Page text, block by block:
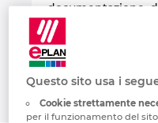
documentazione,
delle navi e delle
logistica portuale e
Scopri come
da EPLAN.
Peru
Philippines
Poland
Questo sito usa i
Cookie strettamente
per il funzionamento del